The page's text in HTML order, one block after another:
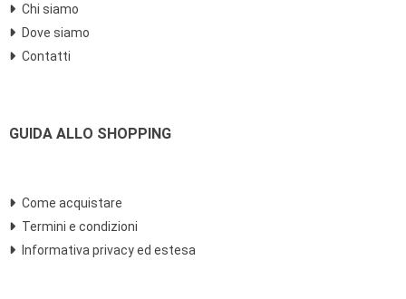
Chi siamo
Dove siamo
Contatti
GUIDA ALLO SHOPPING
Come acquistare
Termini e condizioni
Informativa privacy ed estesa